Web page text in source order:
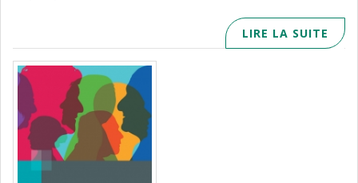
LIRE LA SUITE